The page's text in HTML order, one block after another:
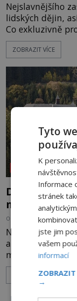
Nejslavnějšího
lidských dějin,
Co exkluzivně
Vzpomínek na
Erich von Däniken? Orbitální stanice
je umělá
1873 kilometrů,
ZOBRAZIT VÍCE
REPORTÁŽE
Dům plný
místo
OD HELENA STEJSKALOVÁ
Na první pohled
alpské krajiny.
mizí. Rakouský
nejděsivějšího
slyší kroky v
nářek mrtvých.
ZOBRAZIT VÍCE
Tyto
K
Informace
stránek
jste jim
vašem
informací
ZOBRAZIT
→